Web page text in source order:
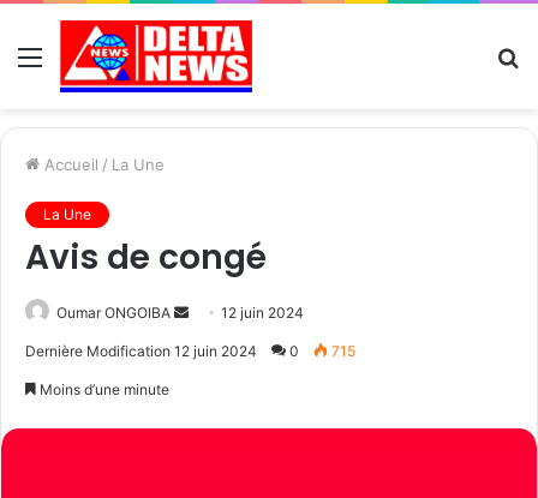
Menu
Accueil / La Une
La Une
Avis de congé
Oumar ONGOIBA
Send12 juin 2024
Dernière Modification 12 juin 2024 0 715
Moins d’une minute